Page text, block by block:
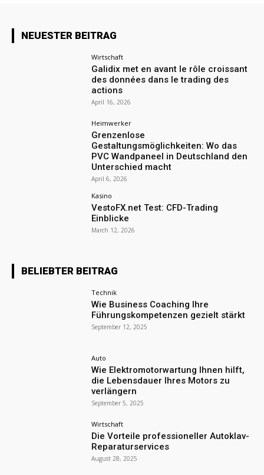
NEUESTER BEITRAG
Wirtschaft
Galidix met en avant le rôle croissant
des données dans le trading des
actions
April 16, 2026
Heimwerker
Grenzenlose
Gestaltungsmöglichkeiten: Wo das
PVC Wandpaneel in Deutschland den
Unterschied macht
April 6, 2026
Kasino
VestoFX.net Test: CFD-Trading
Einblicke
March 12, 2026
BELIEBTER BEITRAG
Technik
Wie Business Coaching Ihre
Führungskompetenzen gezielt stärkt
September 12, 2025
Auto
Wie Elektromotorwartung Ihnen hilft,
die Lebensdauer Ihres Motors zu
verlängern
September 5, 2025
Wirtschaft
Die Vorteile professioneller Autoklav-
Reparaturservices
August 28, 2025